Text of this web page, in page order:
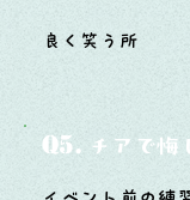
良く笑う所
Q5. チアで悔